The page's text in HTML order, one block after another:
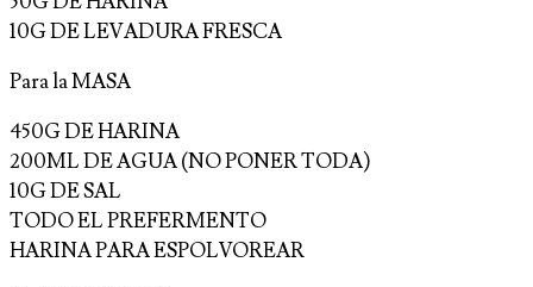
10G DE LEVADURA FRESCA
Para la MASA
450G DE HARINA
200ML DE AGUA (NO PONER TODA)
10G DE SAL
TODO EL PREFERMENTO
HARINA PARA ESPOLVOREAR